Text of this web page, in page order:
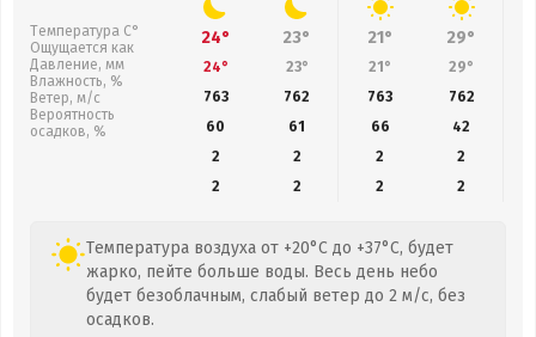
Температура С°
Ощущается как
Давление, мм
Влажность, %
Ветер, м/с
Вероятность
осадков, %
24° 23° 21° 29°
24° 23° 21° 29°
763
762 763 762
60
61 66
42
2
2 2
2
2
2 2 2
Температура воздуха от +20°C до +37°C, будет
жарко, пейте больше воды. Весь день небо
будет безоблачным, слабый ветер до 2 м/с, без
осадков.